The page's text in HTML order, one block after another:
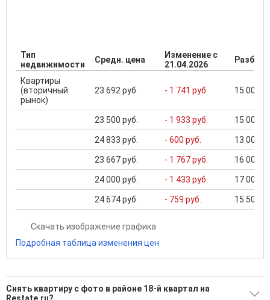
Тип
недвижимости
Средн. цена
Изменение с
21.04.2026
Квартиры
(вторичный
рынок)
23 692 руб. - 1 741 руб. 15 000
23 500 руб. - 1 933 руб. 15 000
24 833 руб. - 600 руб. 13 000
23 667 руб. - 1 767 руб. 16 000
24 000 руб. - 1 433 руб. 17 000
24 674 руб. - 759 руб. 15 500
Скачать изображение графика
Подробная таблица изменения цен
Снять квартиру с фото в районе 18-й квартал на